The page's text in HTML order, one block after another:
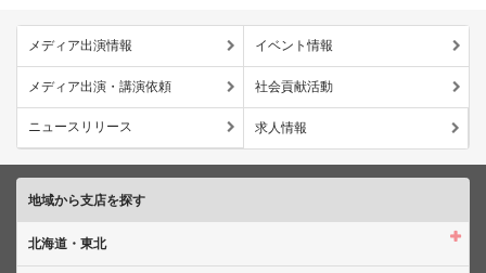
メディア出演情報 イベント情報
メディア出演・講演依頼 社会貢献活動
ニュースリリース 求人情報
地域から支店を探す
北海道・東北